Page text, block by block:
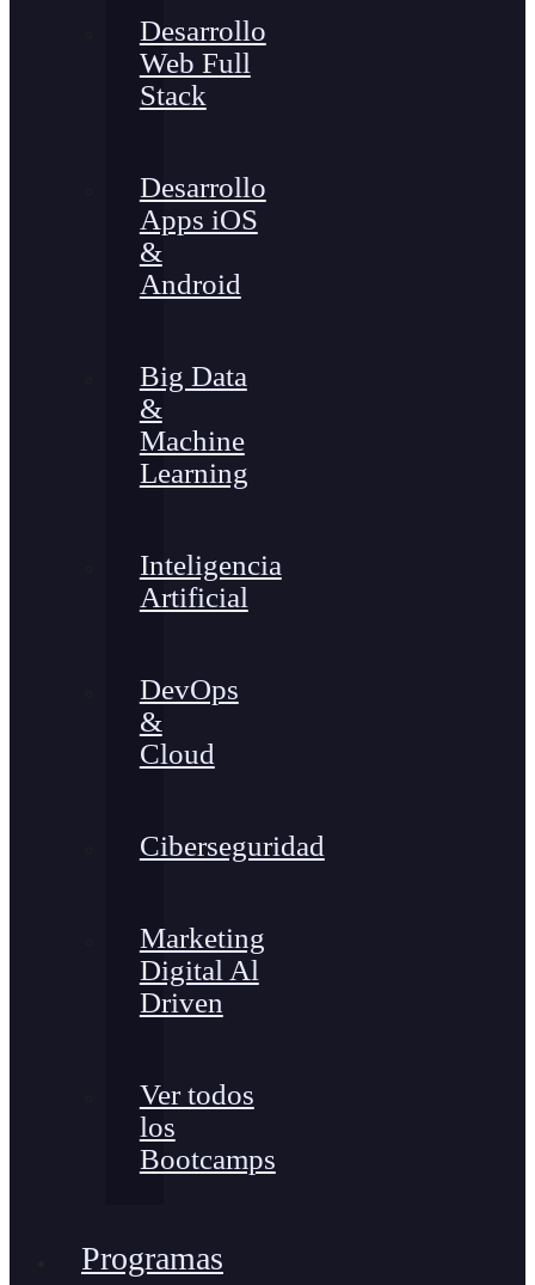
Desarrollo
Web Full
Stack
Desarrollo
Apps iOS
&
Android
Big Data
&
Machine
Learning
Inteligencia
Artificial
DevOps
&
Cloud
Ciberseguridad
Marketing
Digital Al
Driven
Ver todos
los
Bootcamps
Programas